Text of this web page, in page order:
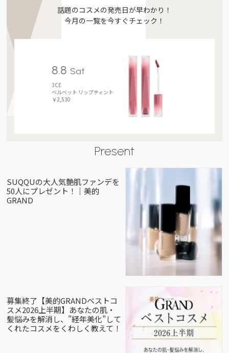
話題のコスメの発売日が早わかり！
今月の一覧を今すぐチェック！
8.8 Sat
3CE
ベルベット リップティント
￥2,530
Present
SUQQUの大人気艶肌ファンデを
50人にプレゼント！｜美的
GRAND
募集終了【美的GRANDベストコ
スメ2026上半期】あなたの肌・
髪悩みを解消し、”経年美化”して
くれたコスメをくわしく教えて！